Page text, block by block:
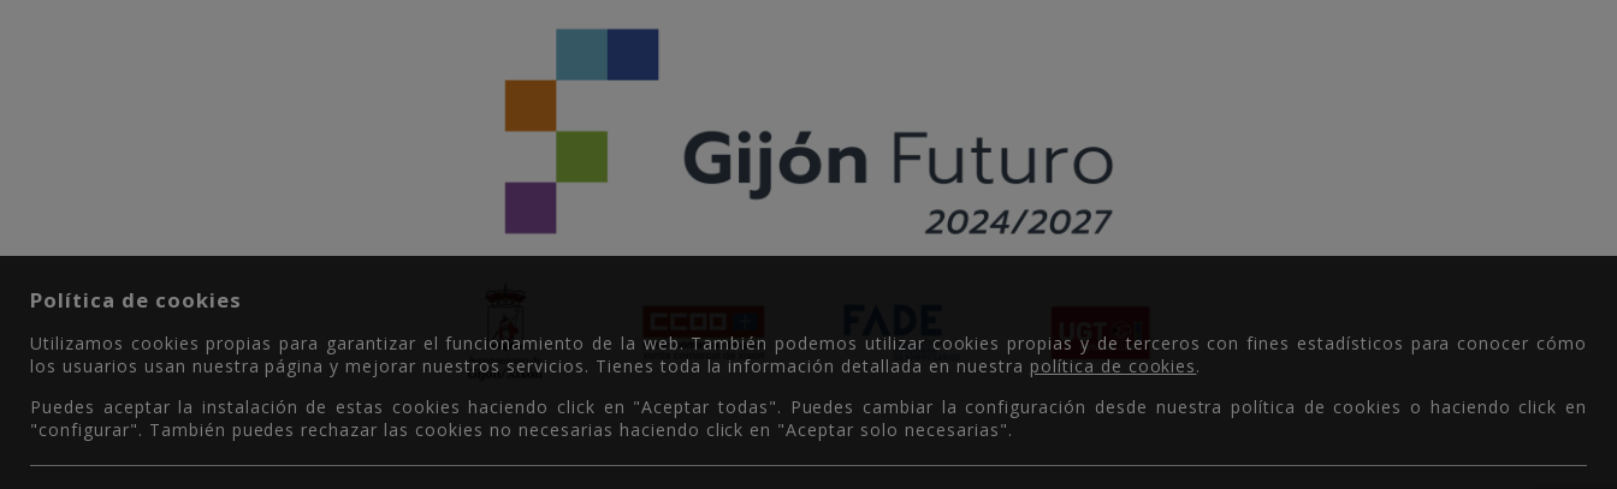
Política de cookies
Utilizamos cookies propias para garantizar el funcionamiento de la web. También podemos utilizar cookies propias y de terceros con fines estadísticos para conocer cómo
los usuarios usan nuestra página y mejorar nuestros servicios. Tienes toda la información detallada en nuestra política de cookies.
Puedes aceptar la instalación de estas cookies haciendo click en "Aceptar todas". Puedes cambiar la configuración desde nuestra política de cookies o haciendo click en
"configurar". También puedes rechazar las cookies no necesarias haciendo click en "Aceptar solo necesarias".